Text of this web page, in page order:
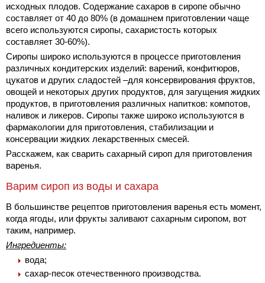
исходных плодов. Содержание сахаров в сиропе обычно
составляет от 40 до 80% (в домашнем приготовлении чаще
всего используются сиропы, сахаристость которых
составляет 30-60%).
Сиропы широко используются в процессе приготовления
различных кондитерских изделий: варений, конфитюров,
цукатов и других сладостей –для консервирования фруктов,
овощей и некоторых других продуктов, для загущения жидких
продуктов, в приготовления различных напитков: компотов,
наливок и ликеров. Сиропы также широко используются в
фармакологии для приготовления, стабилизации и
консервации жидких лекарственных смесей.
Расскажем, как сварить сахарный сироп для приготовления
варенья.
Варим сироп из воды и сахара
В большинстве рецептов приготовления варенья есть момент,
когда ягоды, или фрукты заливают сахарным сиропом, вот
таким, например.
Ингредиенты:
вода;
сахар-песок отечественного производства.